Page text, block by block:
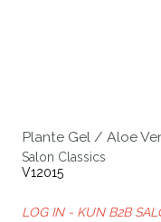
Plante Gel / Aloe
Salon Classics
V12015
LOG IN - KUN B2B